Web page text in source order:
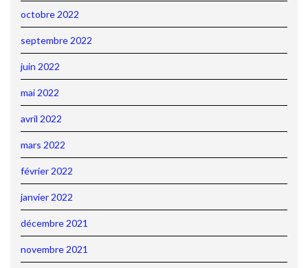
octobre 2022
septembre 2022
juin 2022
mai 2022
avril 2022
mars 2022
février 2022
janvier 2022
décembre 2021
novembre 2021